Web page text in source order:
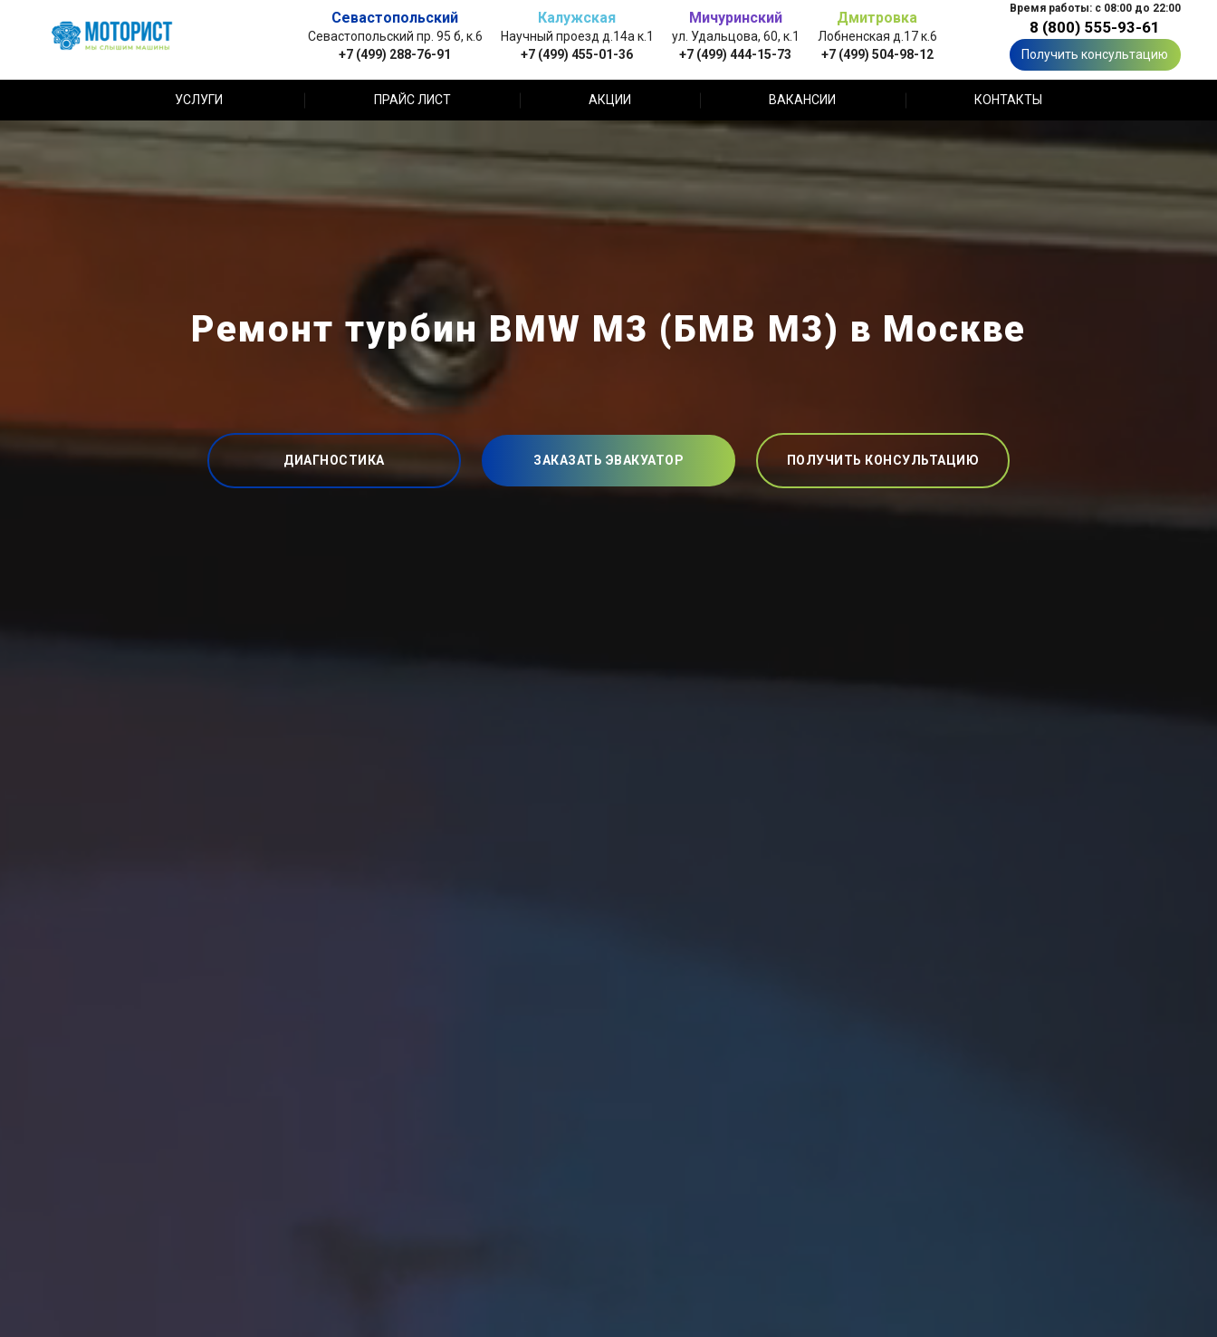
Севастопольский
Севастопольский пр. 95 б, к.6
+7 (499) 288-76-91
Калужская
Научный проезд д.14а к.1
+7 (499) 455-01-36
Мичуринский
ул. Удальцова, 60, к.1
+7 (499) 444-15-73
Дмитровка
Лобненская д.17 к.6
+7 (499) 504-98-12
Время работы: с 08:00 до 22:00
8 (800) 555-93-61
Получить консультацию
УСЛУГИ ПРАЙС ЛИСТ АКЦИИ ВАКАНСИИ КОНТАКТЫ
Ремонт турбин BMW M3 (БМВ М3) в Москве
ДИАГНОСТИКА ЗАКАЗАТЬ ЭВАКУАТОР ПОЛУЧИТЬ КОНСУЛЬТАЦИЮ